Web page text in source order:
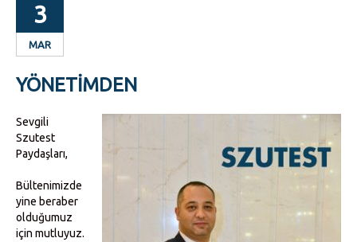
3
MAR
YÖNETIMDEN
Sevgili
Szutest
Paydaşları,
Bültenimizde
yine beraber
olduğumuz
için mutluyuz.